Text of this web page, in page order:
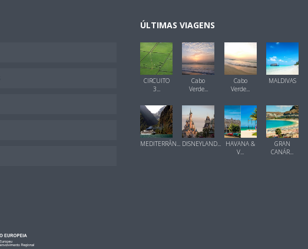
ÚLTIMAS VIAGENS
CIRCUITO
3...
Cabo
Verde...
Cabo
Verde...
MALDIVAS
MEDITERRÂN... DISNEYLAND...
HAVANA &
V...
GRAN
CANÁR...